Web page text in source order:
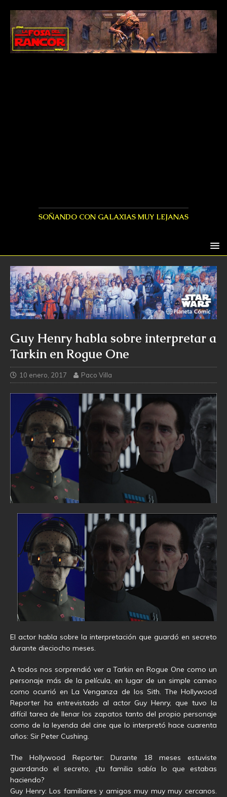
SOÑANDO CON GALAXIAS MUY LEJANAS
Guy Henry habla sobre interpretar a
Tarkin en Rogue One
10 enero, 2017 Paco Villa
El actor habla sobre la interpretación que guardó en secreto
durante dieciocho meses.
A todos nos sorprendió ver a Tarkin en Rogue One como un
personaje más de la película, en lugar de un simple cameo
como ocurrió en La Venganza de los Sith. The Hollywood
Reporter ha entrevistado al actor Guy Henry, que tuvo la
difícil tarea de llenar los zapatos tanto del propio personaje
como de la leyenda del cine que lo interpretó hace cuarenta
años: Sir Peter Cushing.
The Hollywood Reporter: Durante 18 meses estuviste
guardando el secreto, ¿tu familia sabía lo que estabas
haciendo?
Guy Henry: Los familiares y amigos muy muy muy cercanos.